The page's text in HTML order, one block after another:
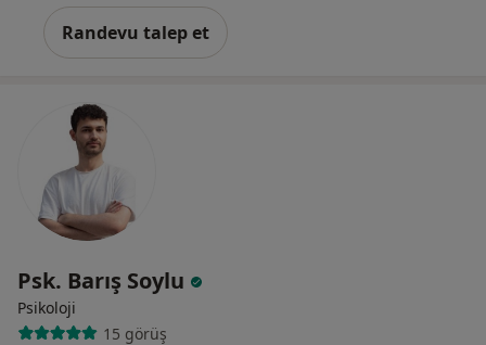
Randevu talep et
Psk. Barış Soylu
Psikoloji
15 görüş